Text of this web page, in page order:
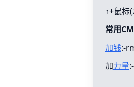
↑+鼠标
常用
加钱:-
加力量